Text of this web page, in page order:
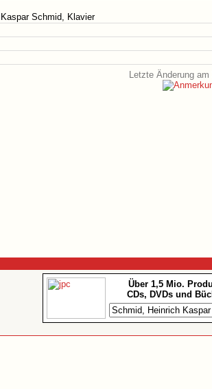
Schmid, Klavier
Letzte Änderung
Über 1,5 Mio.
CDs, DVDs und